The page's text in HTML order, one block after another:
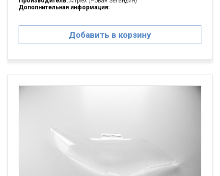
Дополнительная информация:
Добавить в корзину